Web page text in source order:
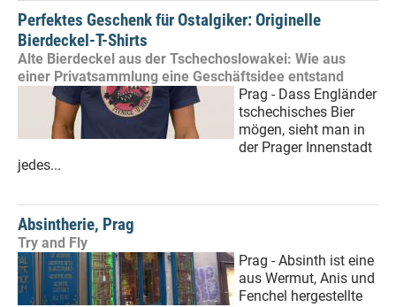
Perfektes Geschenk für Ostalgiker: Originelle
Bierdeckel-T-Shirts
Alte Bierdeckel aus der Tschechoslowakei: Wie aus
einer Privatsammlung eine Geschäftsidee entstand
Prag - Dass Engländer
tschechisches Bier
mögen, sieht man in
der Prager Innenstadt
jedes...
Absintherie, Prag
Try and Fly
Prag - Absinth ist eine
aus Wermut, Anis und
Fenchel hergestellte